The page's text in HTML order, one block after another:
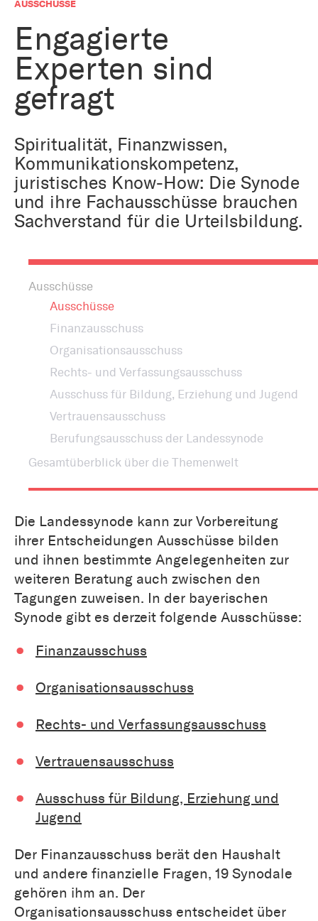
AUSSCHÜSSE
Engagierte
Experten sind
gefragt
Spiritualität, Finanzwissen,
Kommunikationskompetenz,
juristisches Know-How: Die Synode
und ihre Fachausschüsse brauchen
Sachverstand für die Urteilsbildung.
Ausschüsse
Ausschüsse
Finanzausschuss
Organisationsausschuss
Rechts- und Verfassungsausschuss
Ausschuss für Bildung, Erziehung und Jugend
Vertrauensausschuss
Berufungsausschuss der Landessynode
Gesamtüberblick über die Themenwelt
Die Landessynode kann zur Vorbereitung
ihrer Entscheidungen Ausschüsse bilden
und ihnen bestimmte Angelegenheiten zur
weiteren Beratung auch zwischen den
Tagungen zuweisen. In der bayerischen
Synode gibt es derzeit folgende Ausschüsse:
Finanzausschuss
Organisationsausschuss
Rechts- und Verfassungsausschuss
Vertrauensausschuss
Ausschuss für Bildung, Erziehung und
Jugend
Der Finanzausschuss berät den Haushalt
und andere finanzielle Fragen, 19 Synodale
gehören ihm an. Der
Organisationsausschuss entscheidet über
Kirche und Geld
Reformprozess PUK
Arbeiten bei der Kirche
Kirchenjahr
Ökumene
Religion in der Schule
Kunst
Aktiv gegen Missbrauch
Bildung und Gesellschaft
Weltanschauungsfragen
Gegen Rechtsextremismus